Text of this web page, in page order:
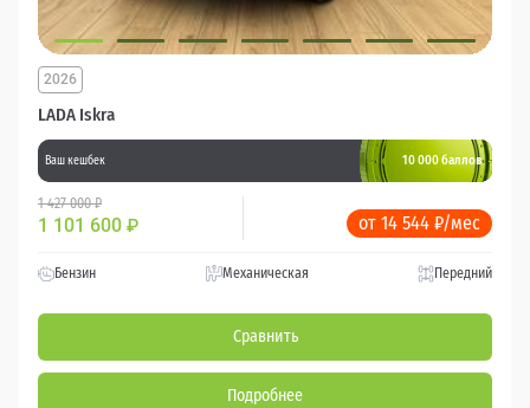
LADA Iskra
2026
Ваш кешбек 10 000 баллов
1 427 000 ₽
1 101 600 ₽ от 14 544 ₽/мес
Бензин Механическая Передний
Сравнить
Подробнее